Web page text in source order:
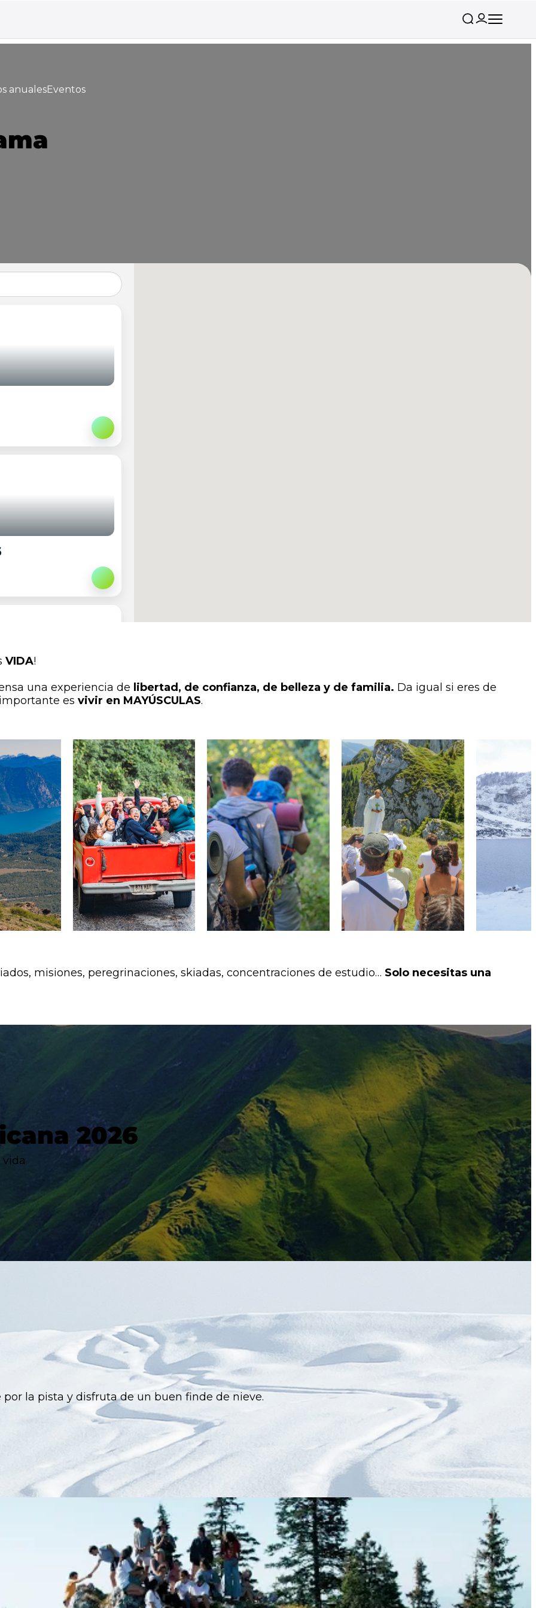
anualesEventos
¡Apuntarme!
¡Apuntarme!
¡Apuntarme!
¡Apuntarme!
VIDA!
una experiencia de libertad, de confianza, de belleza y de familia. Da igual si eres de
es vivir en MAYÚSCULAS.
misiones, peregrinaciones, skiadas, concentraciones de estudio… Solo necesitas una
2026
vida
la pista y disfruta de un buen finde de nieve.